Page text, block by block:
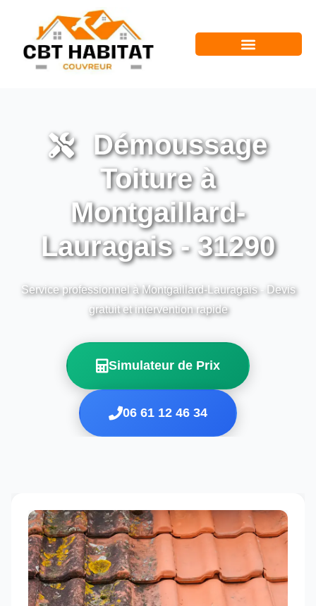
Démoussage
Toiture à
Montgaillard-
Lauragais - 31290
Service professionnel à Montgaillard-Lauragais - Devis
gratuit et intervention rapide
Simulateur de Prix
06 61 12 46 34